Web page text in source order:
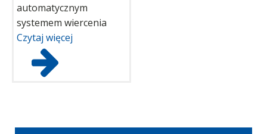
automatycznym
systemem wiercenia
Czytaj więcej